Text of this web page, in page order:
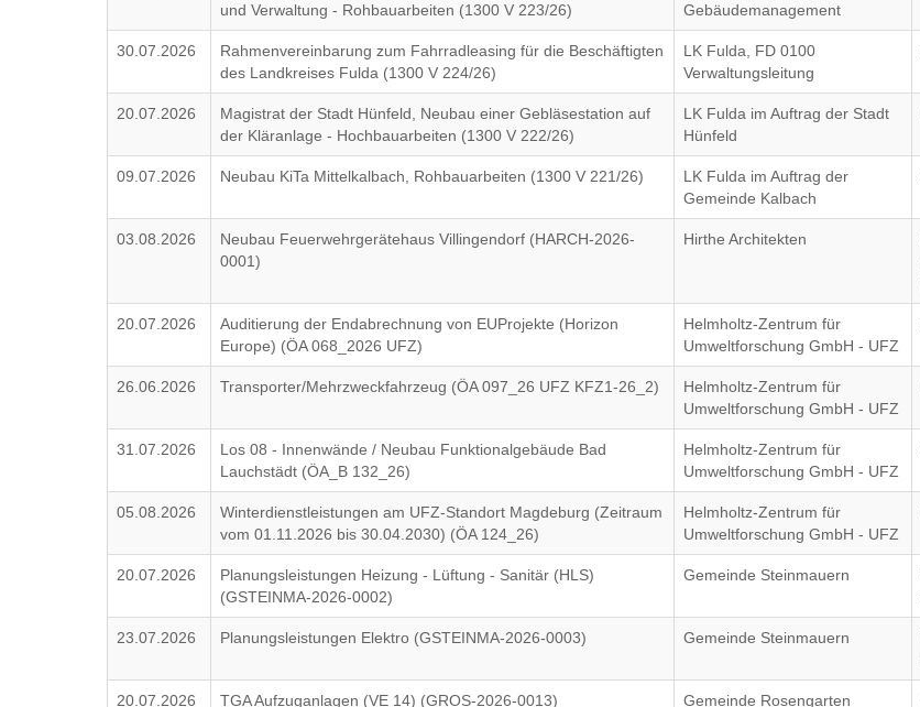
und Verwaltung - Rohbauarbeiten (1300 V 223/26)
Gebäudemanagement
30.07.2026
Rahmenvereinbarung zum Fahrradleasing für die Beschäftigten
des Landkreises Fulda (1300 V 224/26)
LK Fulda, FD 0100
Verwaltungsleitung
20.07.2026
Magistrat der Stadt Hünfeld, Neubau einer Gebläsestation auf
der Kläranlage - Hochbauarbeiten (1300 V 222/26)
LK Fulda im Auftrag der Stadt
Hünfeld
09.07.2026 Neubau KiTa Mittelkalbach, Rohbauarbeiten (1300 V 221/26)
LK Fulda im Auftrag der
Gemeinde Kalbach
03.08.2026
Neubau Feuerwehrgerätehaus Villingendorf (HARCH-2026-
0001)
Hirthe Architekten
20.07.2026
Auditierung der Endabrechnung von EUProjekte (Horizon
Europe) (ÖA 068_2026 UFZ)
Helmholtz-Zentrum für
Umweltforschung GmbH - UFZ
26.06.2026 Transporter/Mehrzweckfahrzeug (ÖA 097_26 UFZ KFZ1-26_2)
Helmholtz-Zentrum für
Umweltforschung GmbH - UFZ
31.07.2026
Los 08 - Innenwände / Neubau Funktionalgebäude Bad
Lauchstädt (ÖA_B 132_26)
Helmholtz-Zentrum für
Umweltforschung GmbH - UFZ
05.08.2026
Winterdienstleistungen am UFZ-Standort Magdeburg (Zeitraum
vom 01.11.2026 bis 30.04.2030) (ÖA 124_26)
Helmholtz-Zentrum für
Umweltforschung GmbH - UFZ
20.07.2026
Planungsleistungen Heizung - Lüftung - Sanitär (HLS)
(GSTEINMA-2026-0002)
Gemeinde Steinmauern
23.07.2026 Planungsleistungen Elektro (GSTEINMA-2026-0003) Gemeinde Steinmauern
20.07.2026 TGA Aufzuganlagen (VE 14) (GROS-2026-0013) Gemeinde Rosengarten